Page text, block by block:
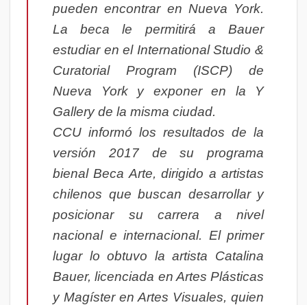
pueden encontrar en Nueva York.
La beca le permitirá a Bauer
estudiar en el International Studio &
Curatorial Program (ISCP) de
Nueva York y exponer en la Y
Gallery de la misma ciudad.
CCU informó los resultados de la
versión 2017 de su programa
bienal Beca Arte, dirigido a artistas
chilenos que buscan desarrollar y
posicionar su carrera a nivel
nacional e internacional. El primer
lugar lo obtuvo la artista Catalina
Bauer,licenciada en Artes Plásticas
y Magíster en Artes Visuales, quien